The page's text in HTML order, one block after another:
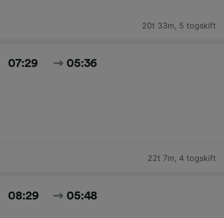
20t 33m, 5 togskift
07:29 05:36
22t 7m, 4 togskift
08:29 05:48